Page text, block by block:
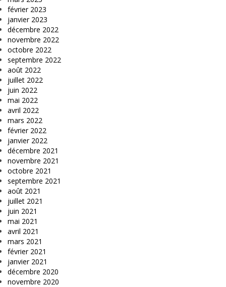
février 2023
janvier 2023
décembre 2022
novembre 2022
octobre 2022
septembre 2022
août 2022
juillet 2022
juin 2022
mai 2022
avril 2022
mars 2022
février 2022
janvier 2022
décembre 2021
novembre 2021
octobre 2021
septembre 2021
août 2021
juillet 2021
juin 2021
mai 2021
avril 2021
mars 2021
février 2021
janvier 2021
décembre 2020
novembre 2020